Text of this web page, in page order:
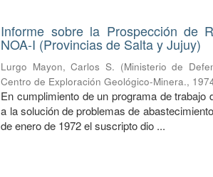
Informe sobre la Prospección de
NOA-I (Provincias de Salta y Jujuy)
Lurgo Mayon, Carlos S. (Ministerio de
Centro de Exploración Geológico-Minera.,
En cumplimiento de un programa de
a la solución de problemas de
de enero de 1972 el suscripto dio ...